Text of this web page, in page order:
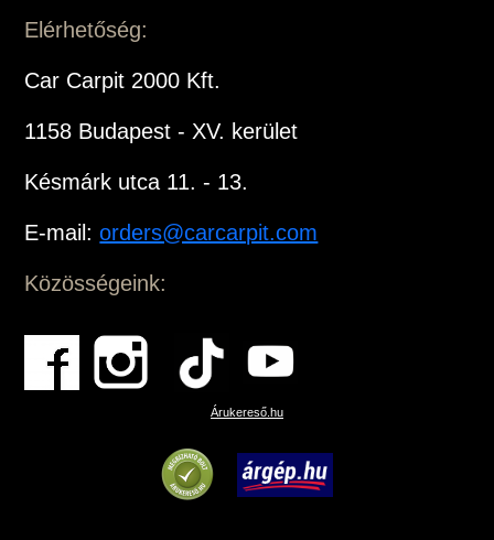
Elérhetőség:
Car Carpit 2000 Kft.
1158 Budapest - XV. kerület
Késmárk utca 11. - 13.
E-mail:orders@carcarpit.com
Közösségeink:
Árukereső.hu